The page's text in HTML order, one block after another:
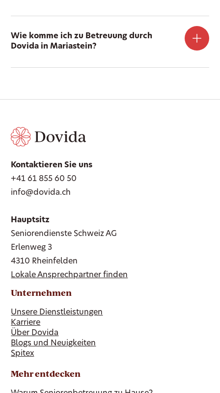
Wie komme ich zu Betreuung durch
Dovida in Mariastein?
Kontaktieren Sie uns
+41 61 855 60 50
info@dovida.ch
Hauptsitz
Seniorendienste Schweiz AG
Erlenweg 3
4310 Rheinfelden
Lokale Ansprechpartner finden
Unternehmen
Unsere Dienstleistungen
Karriere
Über Dovida
Blogs und Neuigkeiten
Spitex
Mehr entdecken